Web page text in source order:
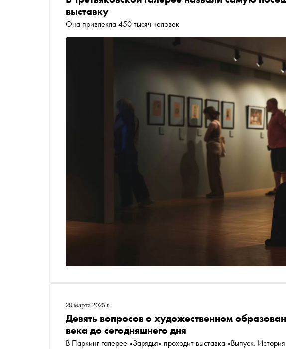
выставку
Она привлекла 450 тысяч человек
28 марта 2025 г.
Девять вопросов о художественном
века до сегодняшнего дня
В Паркинг галерее «Зарядья» проходит выставка «Выпуск.